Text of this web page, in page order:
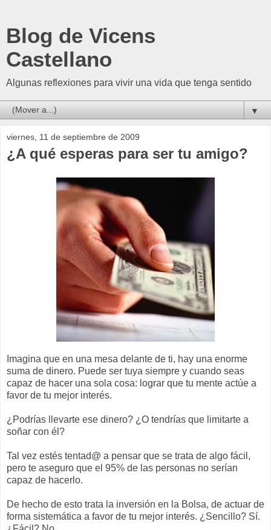
Blog de Vicens
Castellano
Algunas reflexiones para vivir una vida que tenga sentido
▼
viernes, 11 de septiembre de 2009
¿A qué esperas para ser tu amigo?
Imagina que en una mesa delante de ti, hay una enorme
suma de dinero. Puede ser tuya siempre y cuando seas
capaz de hacer una sola cosa: lograr que tu mente actúe a
favor de tu mejor interés.
¿Podrías llevarte ese dinero? ¿O tendrías que limitarte a
soñar con él?
Tal vez estés tentad@ a pensar que se trata de algo fácil,
pero te aseguro que el 95% de las personas no serían
capaz de hacerlo.
De hecho de esto trata la inversión en la Bolsa, de actuar de
forma sistemática a favor de tu mejor interés. ¿Sencillo? Sí.